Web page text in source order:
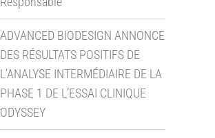
ADVANCED BIODESIGN ANNONCE
DES RÉSULTATS POSITIFS DE
L’ANALYSE INTERMÉDIAIRE DE LA
PHASE 1 DE L’ESSAI CLINIQUE
ODYSSEY